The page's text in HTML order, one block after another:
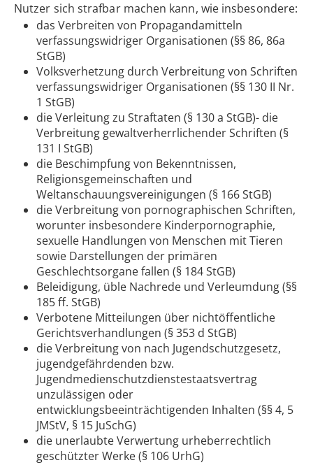
Nutzer sich strafbar machen kann, wie insbesondere:
das Verbreiten von Propagandamitteln
verfassungswidriger Organisationen (§§ 86, 86a
StGB)
Volksverhetzung durch Verbreitung von Schriften
verfassungswidriger Organisationen (§§ 130 II Nr.
1 StGB)
die Verleitung zu Straftaten (§ 130 a StGB)- die
Verbreitung gewaltverherrlichender Schriften (§
131 I StGB)
die Beschimpfung von Bekenntnissen,
Religionsgemeinschaften und
Weltanschauungsvereinigungen (§ 166 StGB)
die Verbreitung von pornographischen Schriften,
worunter insbesondere Kinderpornographie,
sexuelle Handlungen von Menschen mit Tieren
sowie Darstellungen der primären
Geschlechtsorgane fallen (§ 184 StGB)
Beleidigung, üble Nachrede und Verleumdung (§§
185 ff. StGB)
Verbotene Mitteilungen über nichtöffentliche
Gerichtsverhandlungen (§ 353 d StGB)
die Verbreitung von nach Jugendschutzgesetz,
jugendgefährdenden bzw.
Jugendmedienschutzdienstestaatsvertrag
unzulässigen oder
entwicklungsbeeinträchtigenden Inhalten (§§ 4, 5
JMStV, § 15 JuSchG)
die unerlaubte Verwertung urheberrechtlich
geschützter Werke (§ 106 UrhG)